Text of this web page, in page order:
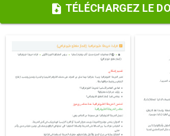
TÉLÉCHARGEZ LE